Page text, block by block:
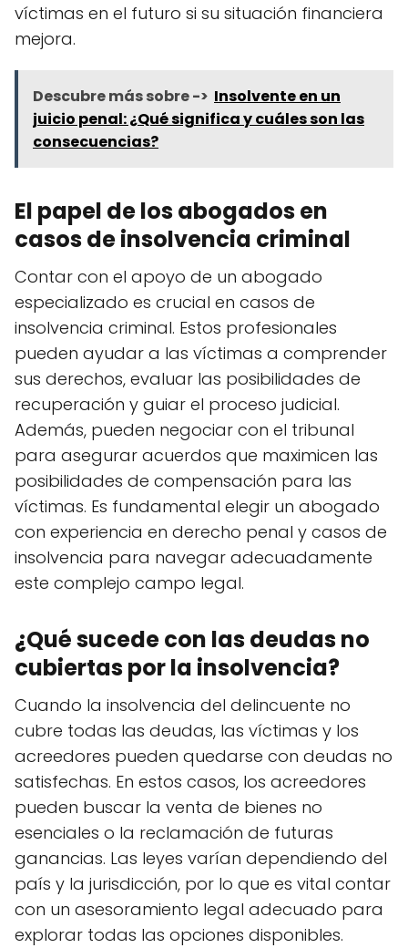
víctimas en el futuro si su situación financiera
mejora.
Descubre más sobre -> Insolvente en un
juicio penal: ¿Qué significa y cuáles son las
consecuencias?
El papel de los abogados en
casos de insolvencia criminal
Contar con el apoyo de un abogado
especializado es crucial en casos de
insolvencia criminal. Estos profesionales
pueden ayudar a las víctimas a comprender
sus derechos, evaluar las posibilidades de
recuperación y guiar el proceso judicial.
Además, pueden negociar con el tribunal
para asegurar acuerdos que maximicen las
posibilidades de compensación para las
víctimas. Es fundamental elegir un abogado
con experiencia en derecho penal y casos de
insolvencia para navegar adecuadamente
este complejo campo legal.
¿Qué sucede con las deudas no
cubiertas por la insolvencia?
Cuando la insolvencia del delincuente no
cubre todas las deudas, las víctimas y los
acreedores pueden quedarse con deudas no
satisfechas. En estos casos, los acreedores
pueden buscar la venta de bienes no
esenciales o la reclamación de futuras
ganancias. Las leyes varían dependiendo del
país y la jurisdicción, por lo que es vital contar
con un asesoramiento legal adecuado para
explorar todas las opciones disponibles.